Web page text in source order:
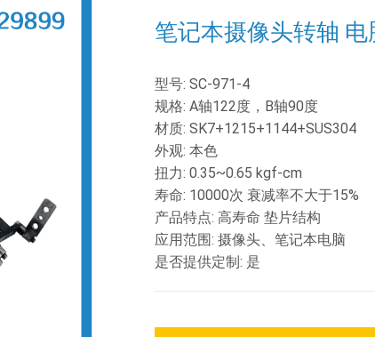
笔记本摄像头转轴
型号: SC-971-4
规格: A轴122度，B轴90度
材质: SK7+1215+1144+SUS304
外观: 本色
扭力: 0.35~0.65 kgf-cm
寿命: 10000次 衰减率不大于15%
产品特点: 高寿命 垫片结构
应用范围: 摄像头、笔记本电脑
是否提供定制: 是